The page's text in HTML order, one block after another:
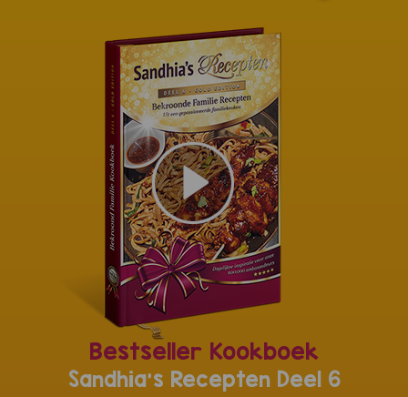
Bestseller Kookboek
Sandhia's Recepten Deel 6